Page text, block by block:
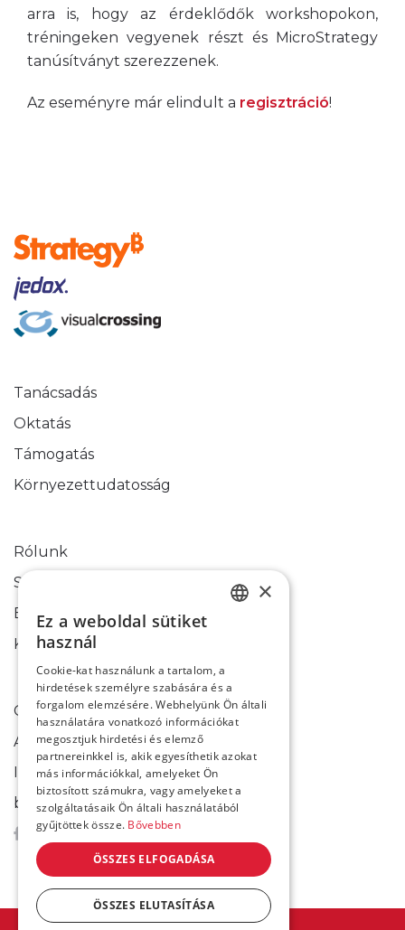
arra is, hogy az érdeklődők workshopokon,
tréningeken vegyenek részt és MicroStrategy
tanúsítványt szerezzenek.
Az eseményre már elindult a regisztráció!
Tanácsadás
Oktatás
Támogatás
Környezettudatosság
Rólunk
Sikertörténetek
Blog
Kapcsolati űrlap
Cookie-k használata
Adatkezelési tájékoztató
Impresszum
bixpert@bixpert.hu
×
Ez a weboldal sütiket
használ
Cookie-kat használunk a tartalom, a
hirdetések személyre szabására és a
forgalom elemzésére. Webhelyünk Ön általi
használatára vonatkozó információkat
megosztjuk hirdetési és elemző
partnereinkkel is, akik egyesíthetik azokat
más információkkal, amelyeket Ön
biztosított számukra, vagy amelyeket a
szolgáltatásaik Ön általi használatából
gyűjtöttek össze. Bővebben
ÖSSZES ELFOGADÁSA
ÖSSZES ELUTASÍTÁSA